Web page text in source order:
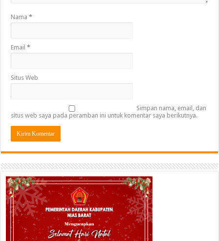
Nama*
Email*
Situs Web
Simpan nama, email, dan
situs web saya pada peramban ini untuk komentar saya berikutnya.